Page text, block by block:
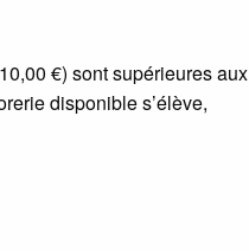
€) sont supérieures aux
disponible s’élève,